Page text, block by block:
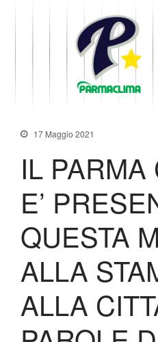
17 Maggio 2021
IL PARMA
E’
QUESTA
ALLA
ALLA